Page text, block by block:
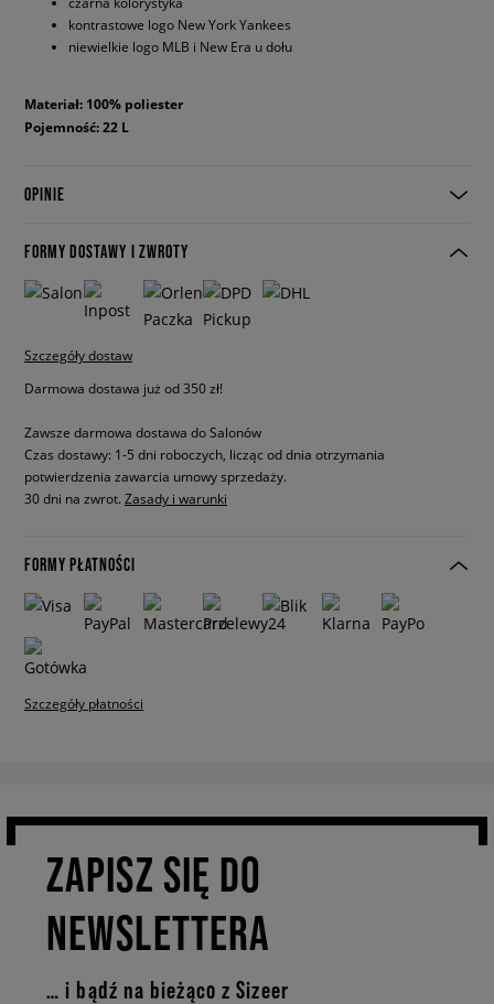
kontrastowe logo New York Yankees
niewielkie logo MLB i New Era u dołu
Materiał: 100% poliester
Pojemność: 22 L
OPINIE
FORMY DOSTAWY I ZWROTY
Szczegóły dostaw
Darmowa dostawa już od 350 zł!
Zawsze darmowa dostawa do Salonów
Czas dostawy: 1-5 dni roboczych, licząc od dnia otrzymania
potwierdzenia zawarcia umowy sprzedaży.
30 dni na zwrot. Zasady i warunki
FORMY PŁATNOŚCI
Szczegóły płatności
ZAPISZ SIĘ DO
NEWSLETTERA
… i bądź na bieżąco z Sizeer